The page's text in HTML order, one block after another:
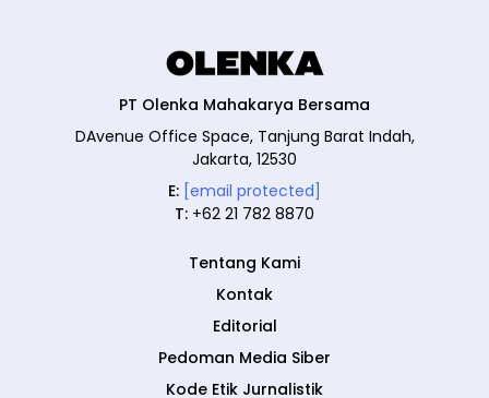
PT Olenka Mahakarya Bersama
DAvenue Office Space, Tanjung Barat Indah,
Jakarta, 12530
E: [email protected]
T: +62 21 782 8870
Tentang Kami
Kontak
Editorial
Pedoman Media Siber
Kode Etik Jurnalistik